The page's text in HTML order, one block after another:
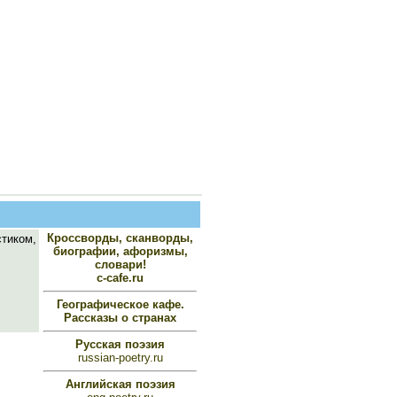
Кроссворды, сканворды,
биографии, афоризмы,
словари!
c-cafe.ru
Географическое кафе.
Рассказы о странах
Русская поэзия
russian-poetry.ru
Английская поэзия